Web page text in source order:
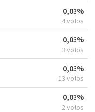
0,03%
4 votos
0,03%
3 votos
0,03%
13 votos
0,03%
2 votos